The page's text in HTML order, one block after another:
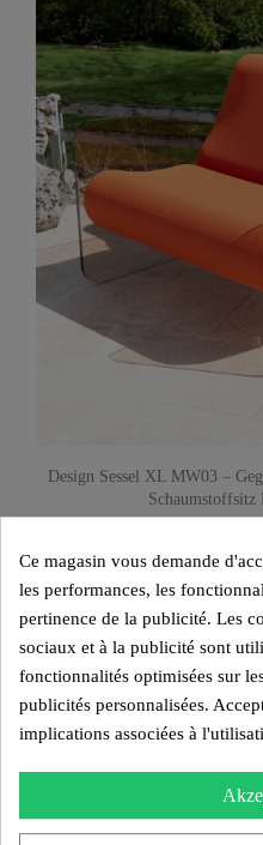
Design Sessel XL MW03 –
Beige
Ce magasin vous demande
les performances, les
pertinence de la publicité. Les
sociaux et à la publicité sont
fonctionnalités optimisées sur
publicités personnalisées.
implications associées à